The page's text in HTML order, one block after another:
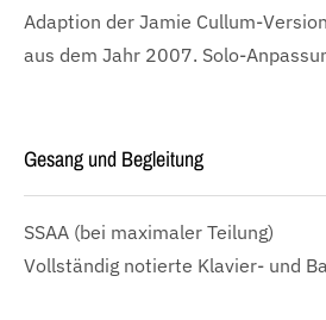
Adaption der Jamie Cullum-
aus dem Jahr 2007. Solo-
Gesang und Begleitung
SSAA (bei maximaler Teilung)
Vollständig notierte Klavier- und